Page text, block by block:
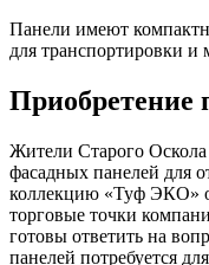
Панели имеют
для транспортировки и
Приобретение
Жители Старого
фасадных панелей для
коллекцию «Туф ЭКО»
торговые точки
готовы ответить на
панелей потребуется